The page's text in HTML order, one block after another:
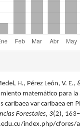
H., Pérez León, V. E.,
matemático para la
caribaea var caribaea en
Forestales, 3(2),
index.php/cfores/